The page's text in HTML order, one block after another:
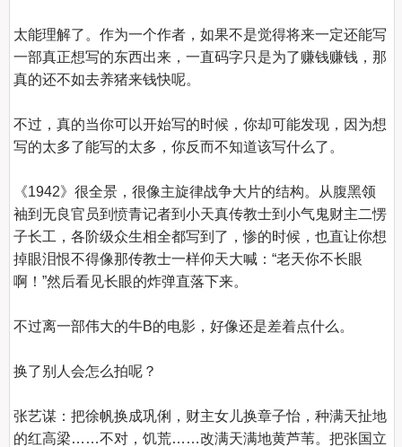
太能理解了。作为一个作者，如果不是觉得将来一定还能写
一部真正想写的东西出来，一直码字只是为了赚钱赚钱，那
真的还不如去养猪来钱快呢。
不过，真的当你可以开始写的时候，你却可能发现，因为想
写的太多了能写的太多，你反而不知道该写什么了。
《1942》很全景，很像主旋律战争大片的结构。从腹黑领
袖到无良官员到愤青记者到小天真传教士到小气鬼财主二愣
子长工，各阶级众生相全都写到了，惨的时候，也直让你想
掉眼泪恨不得像那传教士一样仰天大喊：“老天你不长眼
啊！”然后看见长眼的炸弹直落下来。
不过离一部伟大的牛B的电影，好像还是差着点什么。
换了别人会怎么拍呢？
张艺谋：把徐帆换成巩俐，财主女儿换章子怡，种满天扯地
的红高梁……不对，饥荒……改满天满地黄芦苇。把张国立